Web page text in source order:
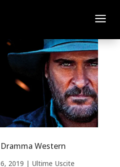
a
Western
2019 | Ultime Uscite